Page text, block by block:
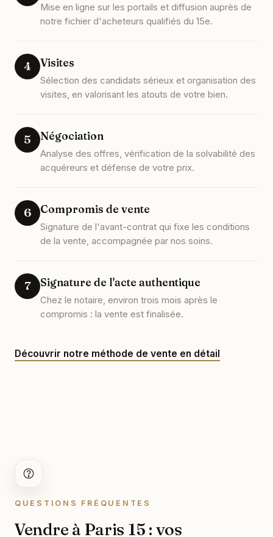
Mise en ligne sur les portails et diffusion auprès de
notre fichier d'acheteurs qualifiés du 15e.
4 Visites
Sélection des candidats sérieux et organisation des
visites, en valorisant les atouts de votre bien.
5 Négociation
Analyse des offres, vérification de la solvabilité des
acquéreurs et défense de votre prix.
6 Compromis de vente
Signature de l'avant-contrat qui fixe les conditions
de la vente, accompagnée par nos soins.
7 Signature de l'acte authentique
Chez le notaire, environ trois mois après le
compromis : la vente est finalisée.
Découvrir notre méthode de vente en détail
QUESTIONS FRÉQUENTES
Vendre à Paris 15 : vos